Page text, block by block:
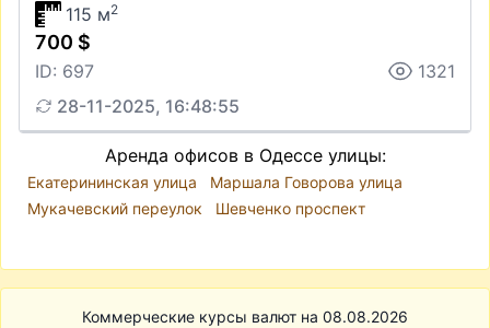
115 м2
700 $
ID: 697
1321
28-11-2025, 16:48:55
Аренда офисов в Одессе улицы:
Екатерининская улица
Маршала Говорова улица
Мукачевский переулок
Шевченко проспект
Коммерческие курсы валют на 08.08.2026